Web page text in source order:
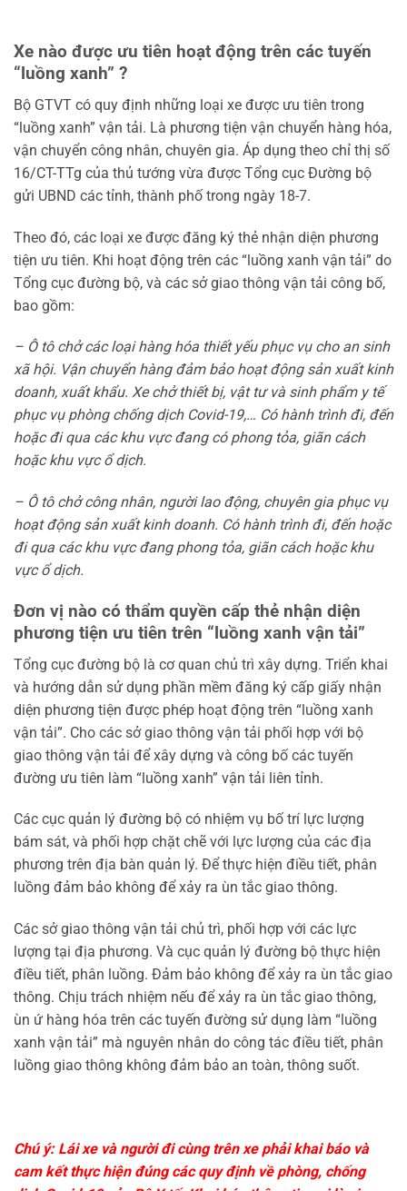
Xe nào được ưu tiên hoạt động trên các tuyến
“luồng xanh” ?
Bộ GTVT có quy định những loại xe được ưu tiên trong
“luồng xanh” vận tải. Là phương tiện vận chuyển hàng hóa,
vận chuyển công nhân, chuyên gia. Áp dụng theo chỉ thị số
16/CT-TTg của thủ tướng vừa được Tổng cục Đường bộ
gửi UBND các tỉnh, thành phố trong ngày 18-7.
Theo đó, các loại xe được đăng ký thẻ nhận diện phương
tiện ưu tiên. Khi hoạt động trên các “luồng xanh vận tải” do
Tổng cục đường bộ, và các sở giao thông vận tải công bố,
bao gồm:
– Ô tô chở các loại hàng hóa thiết yếu phục vụ cho an sinh
xã hội. Vận chuyển hàng đảm bảo hoạt động sản xuất kinh
doanh, xuất khẩu. Xe chở thiết bị, vật tư và sinh phẩm y tế
phục vụ phòng chống dịch Covid-19,… Có hành trình đi, đến
hoặc đi qua các khu vực đang có phong tỏa, giãn cách
hoặc khu vực ổ dịch.
– Ô tô chở công nhân, người lao động, chuyên gia phục vụ
hoạt động sản xuất kinh doanh. Có hành trình đi, đến hoặc
đi qua các khu vực đang phong tỏa, giãn cách hoặc khu
vực ổ dịch.
Đơn vị nào có thẩm quyền cấp thẻ nhận diện
phương tiện ưu tiên trên “luồng xanh vận tải”
Tổng cục đường bộ là cơ quan chủ trì xây dựng. Triển khai
và hướng dẫn sử dụng phần mềm đăng ký cấp giấy nhận
diện phương tiện được phép hoạt động trên “luồng xanh
vận tải”. Cho các sở giao thông vận tải phối hợp với bộ
giao thông vận tải để xây dựng và công bố các tuyến
đường ưu tiên làm “luồng xanh” vận tải liên tỉnh.
Các cục quản lý đường bộ có nhiệm vụ bố trí lực lượng
bám sát, và phối hợp chặt chẽ với lực lượng của các địa
phương trên địa bàn quản lý. Để thực hiện điều tiết, phân
luồng đảm bảo không để xảy ra ùn tắc giao thông.
Các sở giao thông vận tải chủ trì, phối hợp với các lực
lượng tại địa phương. Và cục quản lý đường bộ thực hiện
điều tiết, phân luồng. Đảm bảo không để xảy ra ùn tắc giao
thông. Chịu trách nhiệm nếu để xảy ra ùn tắc giao thông,
ùn ứ hàng hóa trên các tuyến đường sử dụng làm “luồng
xanh vận tải” mà nguyên nhân do công tác điều tiết, phân
luồng giao thông không đảm bảo an toàn, thông suốt.
Chú ý: Lái xe và người đi cùng trên xe phải khai báo và
cam kết thực hiện đúng các quy định về phòng, chống